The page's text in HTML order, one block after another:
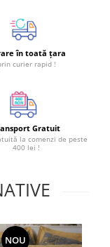
în toată țara
curier rapid !
Gratuit
la comenzi de peste
400 lei !
NOU